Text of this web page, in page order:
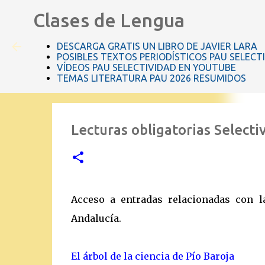
Clases de Lengua
DESCARGA GRATIS UN LIBRO DE JAVIER LARA
POSIBLES TEXTOS PERIODÍSTICOS PAU
VÍDEOS PAU SELECTIVIDAD EN YOUTUBE
TEMAS LITERATURA PAU 2026 RESUMIDOS
Lecturas obligatorias
Acceso a entradas relacionadas con
Andalucía.
El árbol de la ciencia de Pío Baroja